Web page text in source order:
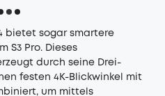
bietet sogar smartere
S3 Pro. Dieses
durch seine Drei-
festen 4K-Blickwinkel mit
um mittels